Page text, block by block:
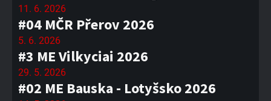
11. 6. 2026
#04 MČR Přerov 2026
5. 6. 2026
#3 ME Vilkyciai 2026
29. 5. 2026
#02 ME Bauska - Lotyšsko 2026